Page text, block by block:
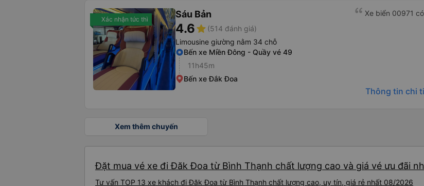
Xác nhận tức thì Sáu Bản
4.6star (514 đánh giá)
Limousine giường nằm 34 chỗ
Bến xe Miền Đông - Quầy vé 49
11h45m
Bến xe Đắk Đoa
Xe biển 00971
Thông tin chi
Xem thêm chuyến
Đặt mua vé xe đi Đăk Đoa từ Bình Thạnh chất lượng cao và giá vé ưu đãi
Tư vấn TOP 13 xe khách đi Đăk Đoa từ Bình Thạnh chất lượng cao, uy tín, giá rẻ nhất 08/2026